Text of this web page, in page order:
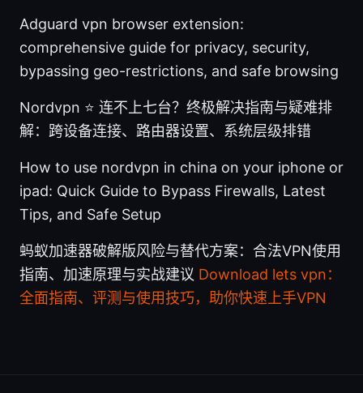
Adguard vpn browser extension:
comprehensive guide for privacy, security,
bypassing geo-restrictions, and safe browsing
Nordvpn ⭐ 连不上七台？终极解决指南与疑难排
解：跨设备连接、路由器设置、系统层级排错
How to use nordvpn in china on your iphone or
ipad: Quick Guide to Bypass Firewalls, Latest
Tips, and Safe Setup
蚂蚁加速器破解版风险与替代方案：合法VPN使用
指南、加速原理与实战建议 Download lets vpn：
全面指南、评测与使用技巧，助你快速上手VPN